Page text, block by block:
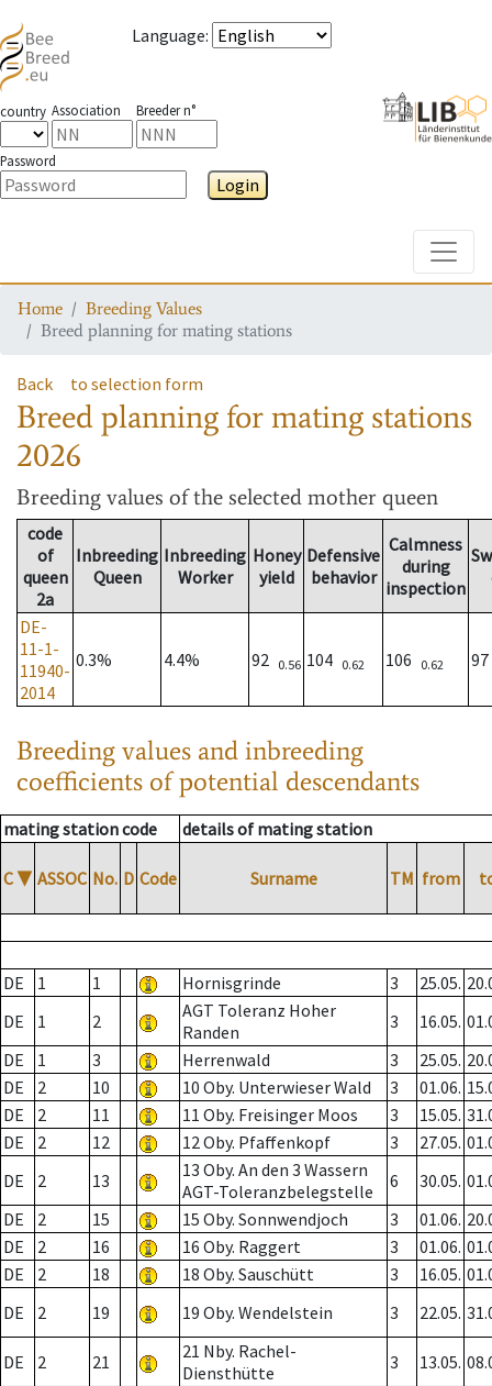
Language:
country Association Breeder n°
Password
Login
Home
Breeding Values
Breed planning for mating stations
Back to selection form
Breed planning for mating stations
2026
Breeding values of the selected mother queen
code
of
queen
2a
Inbreeding
Queen
Inbreeding
Worker
Honey
yield
Defensive
behavior
Calmness
during
inspection
DE-
11-1-
11940-
2014
0.3% 4.4% 92 0.56 104 0.62 106 0.62
Breeding values and inbreeding
coefficients of potential descendants
mating station code details of mating station
C ▼ ASSOC No. D Code Surname TM from
DE 1 1 Hornisgrinde 3 25.05.
DE
1 2
AGT Toleranz Hoher
Randen
3 16.05.
DE
1 3 Herrenwald 3 25.05.
DE
2 10 10 Oby. Unterwieser Wald 3 01.06.
DE
2 11 11 Oby. Freisinger Moos 3 15.05.
DE
2 12 12 Oby. Pfaffenkopf 3 27.05.
DE
2 13
13 Oby. An den 3 Wassern
AGT-Toleranzbelegstelle
6 30.05.
DE
2 15 15 Oby. Sonnwendjoch 3 01.06.
DE
2 16 16 Oby. Raggert 3 01.06.
DE
2 18 18 Oby. Sauschütt 3 16.05.
DE
2 19 19 Oby. Wendelstein 3 22.05.
DE 2 21
21 Nby. Rachel-
Diensthütte
3 13.05.